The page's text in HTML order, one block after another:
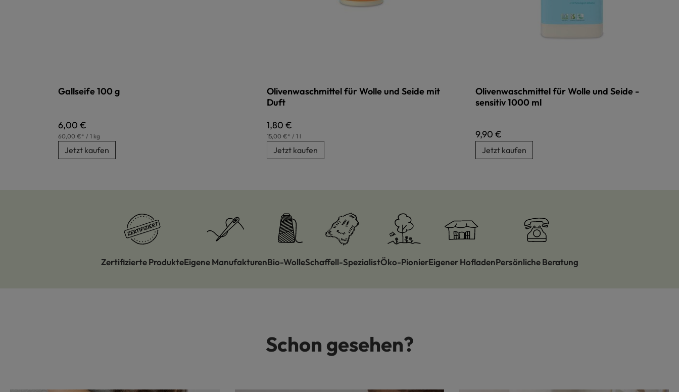
Gallseife 100 g
Regulärer Preis:
6,00 €
60,00 €* / 1 kg
Jetzt kaufen
Olivenwaschmittel für Wolle und Seide mit
Duft
Regulärer Preis:
1,80 €
15,00 €* / 1 l
Jetzt kaufen
Olivenwaschmittel für Wolle und Seide -
sensitiv 1000 ml
Regulärer Preis:
9,90 €
Jetzt kaufen
Zertifizierte ProdukteEigene ManufakturenBio-WolleSchaffell-SpezialistÖko-PionierEigener HofladenPersönliche Beratung
Schon gesehen?